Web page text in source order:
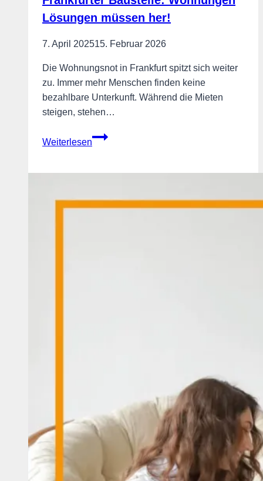
Lösungen müssen her!
7. April 202515. Februar 2026
Die Wohnungsnot in Frankfurt spitzt sich weiter
zu. Immer mehr Menschen finden keine
bezahlbare Unterkunft. Während die Mieten
steigen, stehen…
Weiterlesen
Frankfurter
her!